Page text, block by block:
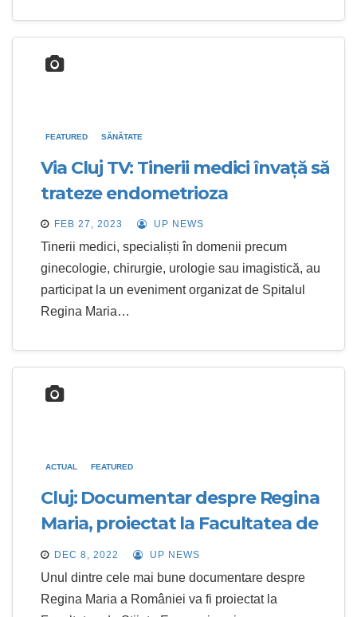
FEATURED SĂNĂTATE
Via Cluj TV: Tinerii medici învață să
trateze endometrioza
FEB 27, 2023 UP NEWS
Tinerii medici, specialiști în domenii precum
ginecologie, chirurgie, urologie sau imagistică, au
participat la un eveniment organizat de Spitalul
Regina Maria…
ACTUAL FEATURED
Cluj: Documentar despre Regina
Maria, proiectat la Facultatea de
Științe Economice și Gestiunea
Afacerilor
DEC 8, 2022 UP NEWS
Unul dintre cele mai bune documentare despre
Regina Maria a României va fi proiectat la